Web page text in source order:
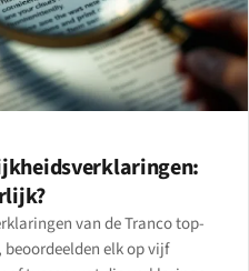
van de Tranco top-
beoordeelden elk op vijf